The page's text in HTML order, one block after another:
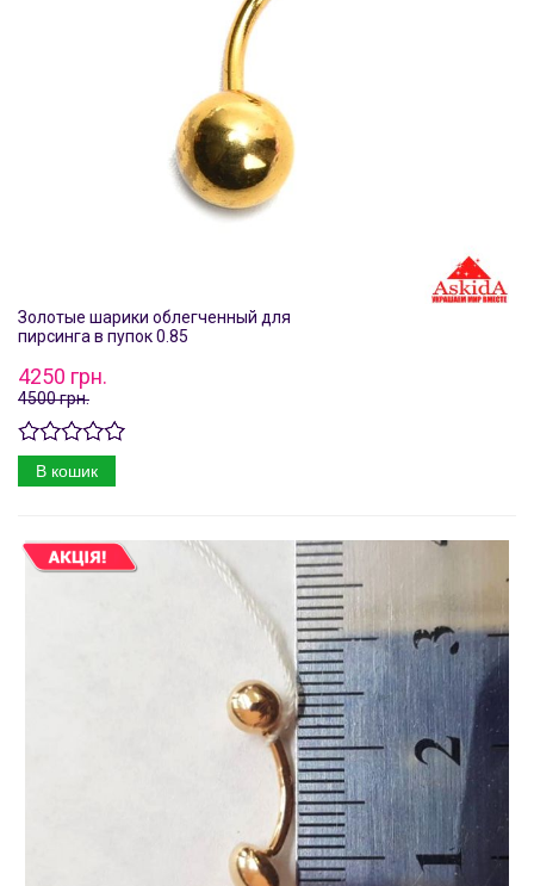
Золотые шарики облегченный для
пирсинга в пупок 0.85
4250 грн.
4500 грн.
В кошик